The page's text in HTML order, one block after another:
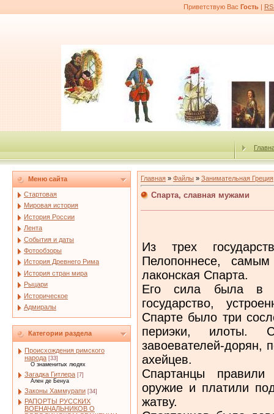
Приветствую Вас Гость |
Меню сайта
Стартовая
Мировая история
История России
Лента
События и даты
Фотообзоры
История Древнего Рима
История стран мира
Рыцари
Историческое
Адмиралы
Категории раздела
Происхождения римского
народа [33]
О знаменитых людях
Загадка Гитлера [7]
Ален де Бенуа
Законы Хаммурапи [34]
РАПОРТЫ РУССКИХ
ВОЕНАЧАЛЬНИКОВ О
Главная » Файлы » Занимательная Греция
Спарта, славная мужами
Из трех
Пелопоннесе,
лаконская Спарта.
Его сила была в
государство,
Спарте было три
периэки, илоты.
завоевателей-дорян,
ахейцев.
Спартанцы
оружие и платили
жатву.